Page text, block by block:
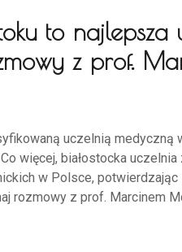
to najlepsza
z prof.
uczelnią medyczną
więcej, białostocka uczelnia
w Polsce, potwierdzając
rozmowy z prof. Marcinem